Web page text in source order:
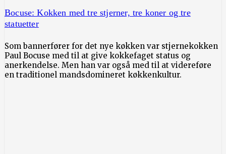
Bocuse: Kokken med tre stjerner, tre koner og tre
statuetter
Som bannerfører for det nye køkken var stjernekokken
Paul Bocuse med til at give kokkefaget status og
anerkendelse. Men han var også med til at videreføre
en traditionel mandsdomineret køkkenkultur.